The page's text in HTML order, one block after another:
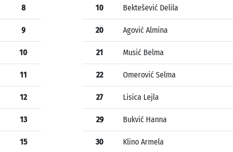
8
9
10
11
12
13
15
10 Bektešević Delila
20 Agović Almina
21 Musić Belma
22 Omerović Selma
27 Lisica Lejla
29 Bukvić Hanna
30 Klino Armela